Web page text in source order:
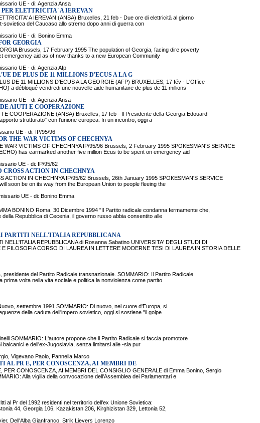
UE - di: Agenzia Ansa
ELETTRICITA' A IEREVAN
A IEREVAN (ANSA) Bruxelles, 21 feb - Due ore di elettricità al giorno
sovietica del Caucaso allo stremo dopo anni di guerra con
UE - di: Bonino Emma
GEORGIA
Brussels, 17 February 1995 The population of Georgia, facing dire poverty
emergency aid as of now thanks to a new European Community
UE - di: Agenzia Afp
DE PLUS DE 11 MILLIONS D'ECUS A LA G
DE 11 MILLIONS D'ECUS A LA GEORGIE (AFP) BRUXELLES, 17 fév - L'Office
a débloqué vendredi une nouvelle aide humanitaire de plus de 11 millions
UE - di: Agenzia Ansa
AIUTI E COOPERAZIONE
E COOPERAZIONE (ANSA) Bruxelles, 17 feb - Il Presidente della Georgia Edouard
strutturato" con l'unione europea. In un incontro, oggi a
UE - di: IP/95/96
THE WAR VICTIMS OF CHECHNYA
WAR VICTIMS OF CHECHNYA IP/95/96 Brussels, 2 February 1995 SPOKESMAN'S SERVICE
has earmarked another five million Ecus to be spent on emergency aid
UE - di: IP/95/62
ACTION IN CHECHNYA
ACTION IN CHECHNYA IP/95/62 Brussels, 26th January 1995 SPOKESMAN'S SERVICE
soon be on its way from the European Union to people fleeing the
UE - di: Bonino Emma
BONINO Roma, 30 Dicembre 1994 "Il Partito radicale condanna fermamente che,
Repubblica di Cecenia, il governo russo abbia consentito alle
PARTITI NELL'ITALIA REPUBBLICANA
REPUBBLICANA di Rosanna Sabatino UNIVERSITA' DEGLI STUDI DI
FILOSOFIA CORSO DI LAUREA IN LETTERE MODERNE TESI DI LAUREA IN STORIA DELLE
presidente del Partito Radicale transnazionale. SOMMARIO: Il Partito Radicale
volta nella vita sociale e politica la nonviolenza come partito
settembre 1991 SOMMARIO: Di nuovo, nel cuore d'Europa, si
della caduta dell'impero sovietico, oggi si sostiene "il golpe
SOMMARIO: L'autore propone che il Partito Radicale si faccia promotore
balcanici e dell'ex-Jugoslavia, senza limitarsi alle -sia pur
Vigevano Paolo, Pannella Marco
PR E, PER CONOSCENZA, AI MEMBRI DE
PER CONOSCENZA, AI MEMBRI DEL CONSIGLIO GENERALE di Emma Bonino, Sergio
Alla vigilia della convocazione dell'Assemblea dei Parlamentari e
al Pr del 1992 residenti nel territorio dell'ex Unione Sovietica:
44, Georgia 106, Kazakistan 206, Kirghizistan 329, Lettonia 52,
Dell'Alba Gianfranco, Strik Lievers Lorenzo